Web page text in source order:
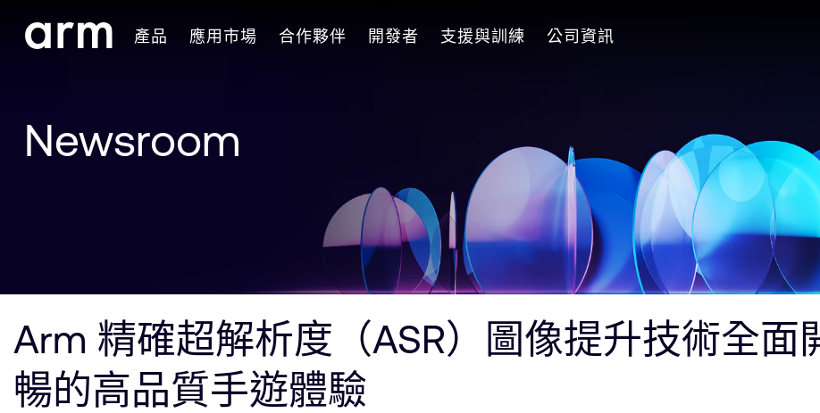
Skip to Footer
產品 應用市場 合作夥伴 開發者 支援與訓練 公司資訊
Newsroom
Arm 精確超解析度（ASR）圖像提升技術全面
暢的高品質手遊體驗